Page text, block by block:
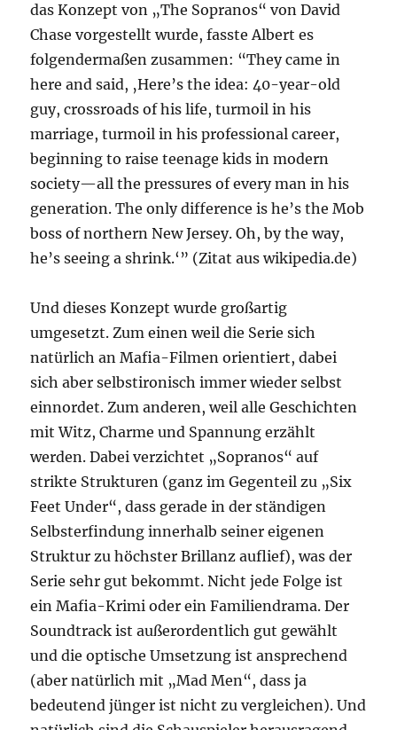
das Konzept von „The Sopranos“ von David
Chase vorgestellt wurde, fasste Albert es
folgendermaßen zusammen: “They came in
here and said, ‚Here’s the idea: 40-year-old
guy, crossroads of his life, turmoil in his
marriage, turmoil in his professional career,
beginning to raise teenage kids in modern
society—all the pressures of every man in his
generation. The only difference is he’s the Mob
boss of northern New Jersey. Oh, by the way,
he’s seeing a shrink.‘” (Zitat aus wikipedia.de)
Und dieses Konzept wurde großartig
umgesetzt. Zum einen weil die Serie sich
natürlich an Mafia-Filmen orientiert, dabei
sich aber selbstironisch immer wieder selbst
einnordet. Zum anderen, weil alle Geschichten
mit Witz, Charme und Spannung erzählt
werden. Dabei verzichtet „Sopranos“ auf
strikte Strukturen (ganz im Gegenteil zu „Six
Feet Under“, dass gerade in der ständigen
Selbsterfindung innerhalb seiner eigenen
Struktur zu höchster Brillanz auflief), was der
Serie sehr gut bekommt. Nicht jede Folge ist
ein Mafia-Krimi oder ein Familiendrama. Der
Soundtrack ist außerordentlich gut gewählt
und die optische Umsetzung ist ansprechend
(aber natürlich mit „Mad Men“, dass ja
bedeutend jünger ist nicht zu vergleichen). Und